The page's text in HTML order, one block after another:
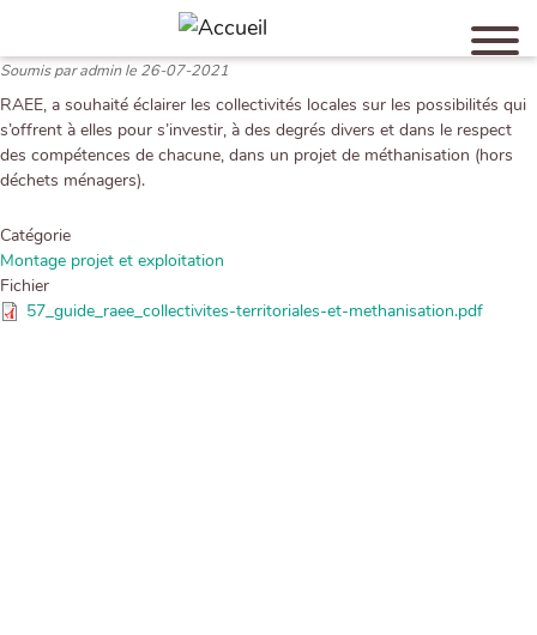
contenu
Soumis paradminle 26-07-2021
RAEE, a souhaité éclairer les collectivités locales sur les possibilités qui
s’offrent à elles pour s’investir, à des degrés divers et dans le respect
des compétences de chacune, dans un projet de méthanisation (hors
déchets ménagers).
Catégorie
Montage projet et exploitation
Fichier
57_guide_raee_collectivites-territoriales-et-methanisation.pdf